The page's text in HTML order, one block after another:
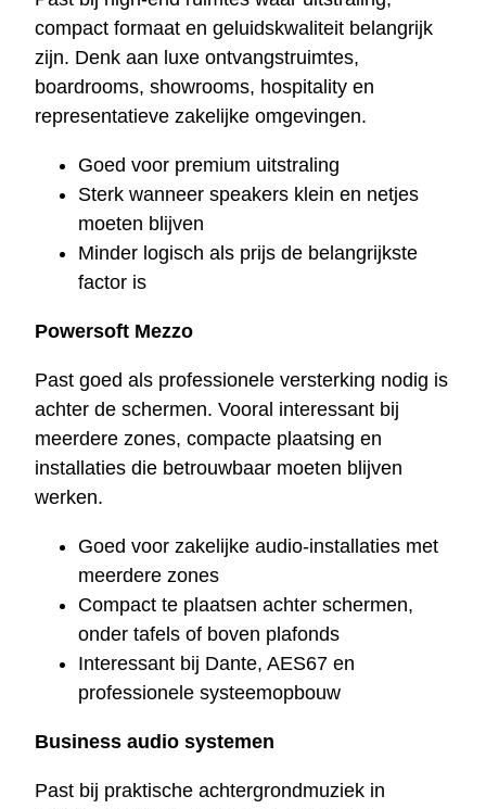
compact formaat en geluidskwaliteit belangrijk
zijn. Denk aan luxe ontvangstruimtes,
boardrooms, showrooms, hospitality en
representatieve zakelijke omgevingen.
Goed voor premium uitstraling
Sterk wanneer speakers klein en netjes
moeten blijven
Minder logisch als prijs de belangrijkste
factor is
Powersoft Mezzo
Past goed als professionele versterking nodig is
achter de schermen. Vooral interessant bij
meerdere zones, compacte plaatsing en
installaties die betrouwbaar moeten blijven
werken.
Goed voor zakelijke audio-installaties met
meerdere zones
Compact te plaatsen achter schermen,
onder tafels of boven plafonds
Interessant bij Dante, AES67 en
professionele systeemopbouw
Business audio systemen
Past bij praktische achtergrondmuziek in